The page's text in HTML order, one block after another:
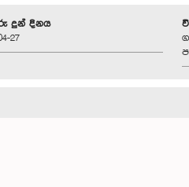
දුන් දිනය
27